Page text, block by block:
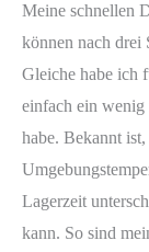
Meine schnellen
können nach drei
Gleiche habe ich
einfach ein
habe. Bekannt
Lagerzeit
kann. So sind